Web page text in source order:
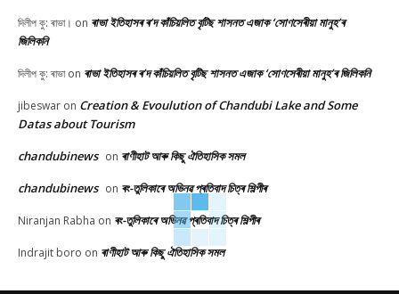
দিলীপ কু: ৰাভা। on ৰাভা ইতিহাসৰ ৰ’দ কাঁচিয়লিত বৃটিছ শাসনত এজাক ‘সোণসেৰীয়া মানুহ’ৰ
জিলিকনি
দিলীপ কু: ৰাভাon ৰাভা ইতিহাসৰ ৰ’দ কাঁচিয়লিত বৃটিছ শাসনত এজাক ‘সোণসেৰীয়া মানুহ’ৰ জিলিকনি
jibeswar on Creation & Evoulution of Chandubi Lake and Some
Datas about Tourism
chandubinews on ৰাণীহাট আৰু কিছু ঐতিহাসিক সমল
chandubinews on ৰং-তুলিকাৰে অভিনৱ প্ৰতিবাদ চিত্ৰ শিল্পীৰ
Niranjan Rabha on ৰং-তুলিকাৰে অভিনৱ প্ৰতিবাদ চিত্ৰ শিল্পীৰ
Indrajit boro on ৰাণীহাট আৰু কিছু ঐতিহাসিক সমল